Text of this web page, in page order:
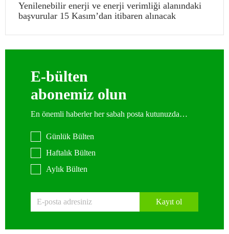
Yenilenebilir enerji ve enerji verimliği alanındaki
başvurular 15 Kasım’dan itibaren alınacak
E-bülten
abonemiz olun
En önemli haberler her sabah posta kutunuzda…
Günlük Bülten
Haftalık Bülten
Aylık Bülten
Kayıt ol